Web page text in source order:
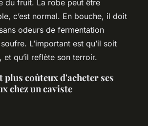
du fruit. La robe peut être
c’est normal. En bouche, il doit
odeurs de fermentation
L’important est qu’il soit
et qu’il reflète son terroir.
coûteux d'acheter ses
chez un caviste